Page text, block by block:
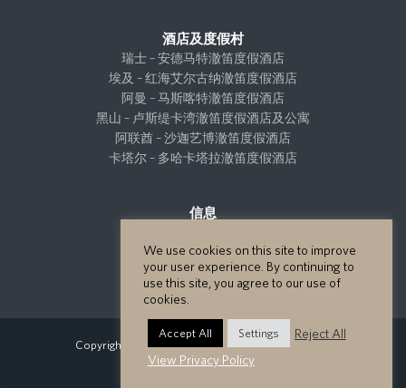
酒店及度假村
瑞士 – 安德马特澈笛度假酒店
埃及 – 红海艾尔古纳澈笛度假酒店
阿曼 – 马斯喀特澈笛度假酒店
黑山 – 卢斯缇卡湾澈笛度假酒店及公寓
阿联酋 – 沙迦艺博澈笛度假酒店
卡塔尔 – 多哈卡塔拉澈笛度假酒店
信息
工作机会
联系我们
Copyright GHM Hotels 2026 - All Rights Reserved.
网站地图
We use cookies on this site to improve
your user experience. By continuing to
use this site, you agree to our use of
cookies.
Accept All Settings
Reject All
View Privacy Policy